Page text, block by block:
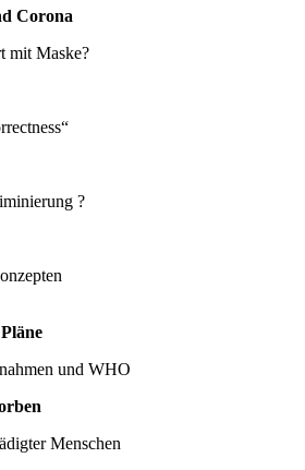
Corona
mit Maske?
?
und WHO
Menschen